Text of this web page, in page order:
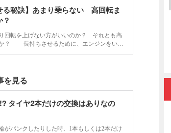
る秘訣】あまり乗らない 高回転ま
？
回転を上げない方がいいのか？ それとも高
か？ 長持ちさせるために、エンジンをいた
を見る
タイヤ2本だけの交換はありなの
がパンクしたりした時、1本もしくは2本だけ